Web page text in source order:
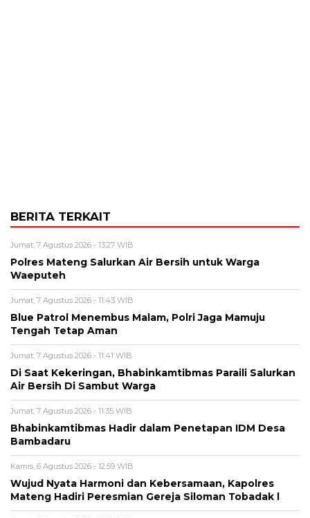
BERITA TERKAIT
Jumat, 7 Agustus 2026 - 13:27 WIB
Polres Mateng Salurkan Air Bersih untuk Warga
Waeputeh
Jumat, 7 Agustus 2026 - 11:43 WIB
Blue Patrol Menembus Malam, Polri Jaga Mamuju
Tengah Tetap Aman
Jumat, 7 Agustus 2026 - 11:41 WIB
Di Saat Kekeringan, Bhabinkamtibmas Paraili Salurkan
Air Bersih Di Sambut Warga
Jumat, 7 Agustus 2026 - 11:35 WIB
Bhabinkamtibmas Hadir dalam Penetapan IDM Desa
Bambadaru
Kamis, 6 Agustus 2026 - 12:59 WIB
Wujud Nyata Harmoni dan Kebersamaan, Kapolres
Mateng Hadiri Peresmian Gereja Siloman Tobadak l